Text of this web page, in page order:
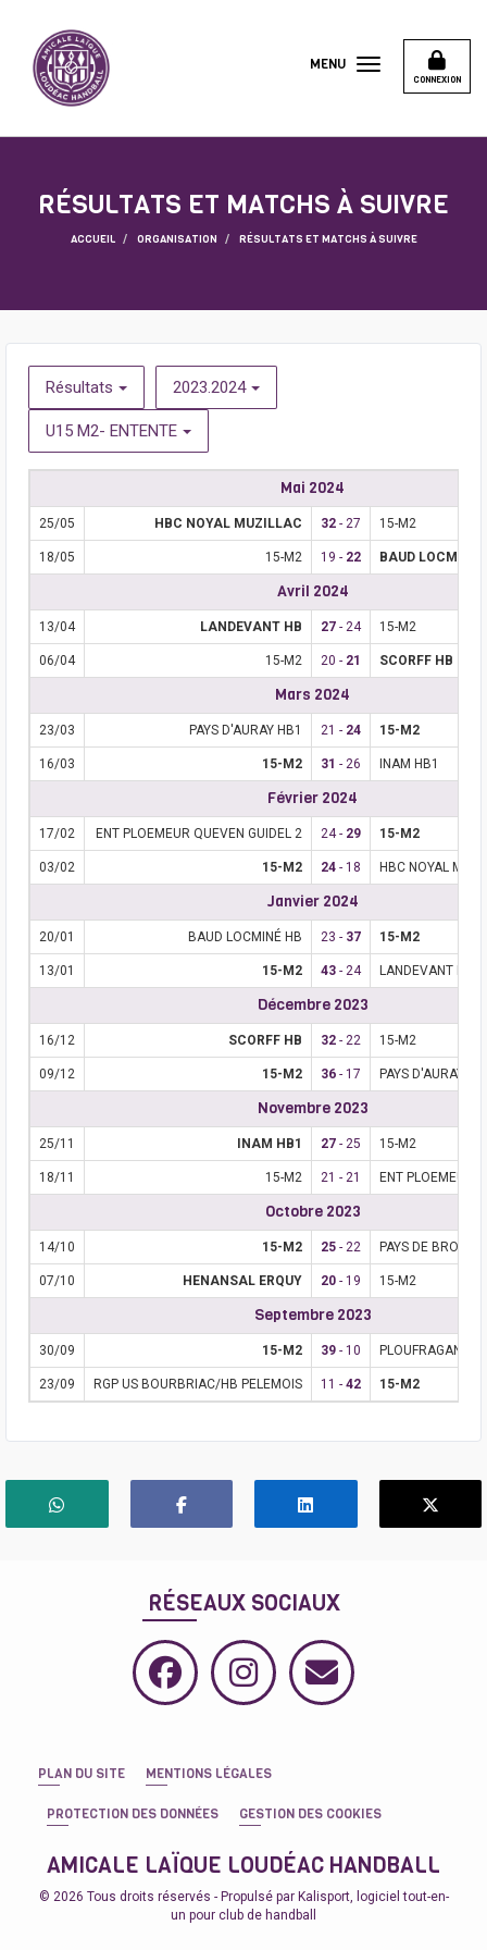
CONNEXION
MENU
RÉSULTATS ET MATCHS À SUIVRE
ACCUEIL ORGANISATION RÉSULTATS ET MATCHS À SUIVRE
Résultats 2023.2024
U15 M2- ENTENTE
Mai 2024
25/05 HBC NOYAL MUZILLAC 32 - 27 15-M2
18/05 15-M2 19 - 22 BAUD LOCMINÉ
Avril 2024
13/04 LANDEVANT HB 27 - 24 15-M2
06/04 15-M2 20 - 21 SCORFF HB
Mars 2024
23/03 PAYS D'AURAY HB1 21 - 24 15-M2
16/03 15-M2 31 - 26 INAM HB1
Février 2024
17/02 ENT PLOEMEUR QUEVEN GUIDEL 2 24 - 29 15-M2
03/02 15-M2 24 - 18 HBC NOYAL
Janvier 2024
20/01 BAUD LOCMINÉ HB 23 - 37 15-M2
13/01 15-M2 43 - 24 LANDEVANT HB
Décembre 2023
16/12 SCORFF HB 32 - 22 15-M2
09/12 15-M2 36 - 17 PAYS D'AURAY
Novembre 2023
25/11 INAM HB1 27 - 25 15-M2
18/11 15-M2 21 - 21 ENT PLOEMEUR
Octobre 2023
14/10 15-M2 25 - 22 PAYS DE BROONS
07/10 HENANSAL ERQUY 20 - 19 15-M2
Septembre 2023
30/09 15-M2 39 - 10 PLOUFRAGAN HB
23/09 RGP US BOURBRIAC/HB PELEMOIS 11 - 42 15-M2
RÉSEAUX SOCIAUX
PLAN DU SITE MENTIONS LÉGALES
PROTECTION DES DONNÉES GESTION DES COOKIES
AMICALE LAÏQUE LOUDÉAC HANDBALL
© 2026 Tous droits réservés - Propulsé par Kalisport, logiciel tout-en-
un pour club de handball